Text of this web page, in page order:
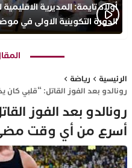
الدورة التكوينية الاولى في
بمركز التكوين ثانوية الحسن
الرئيسية
رياضة
رونالدو بعد الفوز القاتل: “قلبي
رونالدو بعد الفوز
أسرع من أي وقت